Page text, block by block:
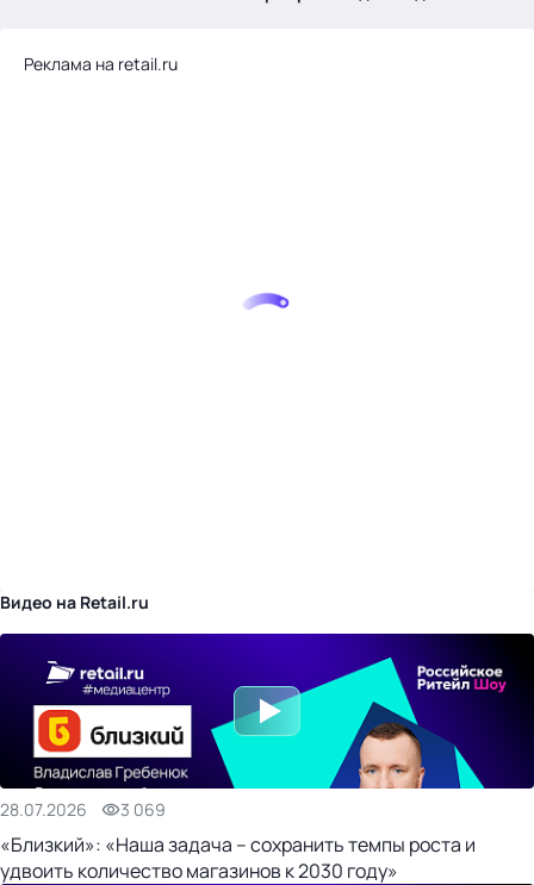
Тема месяца: Автоматизация на 1С
Реклама на retail.ru
Видео на Retail.ru
28.07.2026 3 069
«Близкий»: «Наша задача – сохранить темпы роста и
удвоить количество магазинов к 2030 году»